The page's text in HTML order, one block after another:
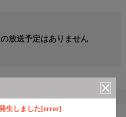
生しました[error]
放送予定はありません